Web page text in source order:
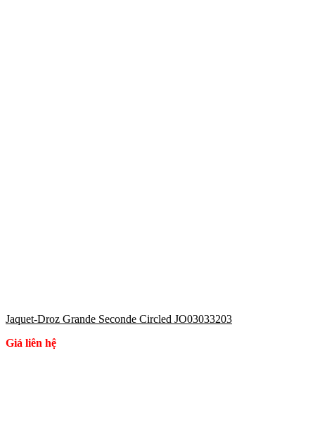
Jaquet-Droz Grande Seconde Circled JO03033203
Giá liên hệ